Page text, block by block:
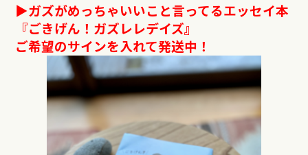
▶︎ガズがめっちゃいいこと言ってるエッセイ本
『ごきげん！ガズレレデイズ』
ご希望のサインを入れて発送中！